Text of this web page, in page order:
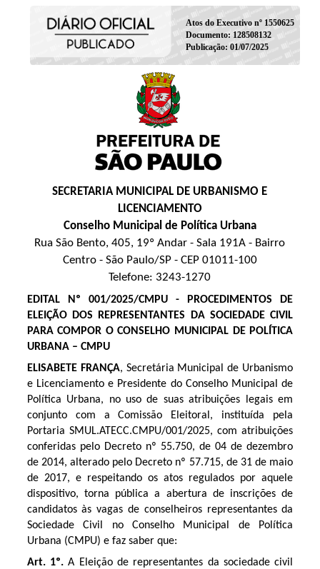
Atos do Executivo nº 1550625
Documento: 128508132
Publicação: 01/07/2025
SECRETARIA MUNICIPAL DE URBANISMO E
LICENCIAMENTO
Conselho Municipal de Política Urbana
Rua São Bento, 405, 19º Andar - Sala 191A - Bairro
Centro - São Paulo/SP - CEP 01011-100
Telefone: 3243-1270
EDITAL Nº 001/2025/CMPU - PROCEDIMENTOS DE
ELEIÇÃO DOS REPRESENTANTES DA SOCIEDADE CIVIL
PARA COMPOR O CONSELHO MUNICIPAL DE POLÍTICA
URBANA – CMPU
ELISABETE FRANÇA, Secretária Municipal de Urbanismo
e Licenciamento e Presidente do Conselho Municipal de
Política Urbana, no uso de suas atribuições legais em
conjunto com a Comissão Eleitoral, instituída pela
Portaria SMUL.ATECC.CMPU/001/2025, com atribuições
conferidas pelo Decreto nº 55.750, de 04 de dezembro
de 2014, alterado pelo Decreto nº 57.715, de 31 de maio
de 2017, e respeitando os atos regulados por aquele
dispositivo, torna pública a abertura de inscrições de
candidatos às vagas de conselheiros representantes da
Sociedade Civil no Conselho Municipal de Política
Urbana (CMPU) e faz saber que:
Art. 1º.A Eleição de representantes da sociedade civil